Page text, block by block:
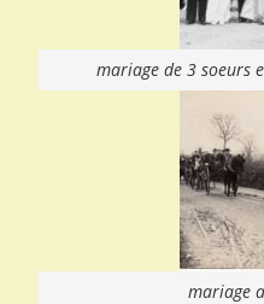
mariage de 3 soeurs
mariage